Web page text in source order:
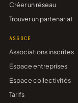
Créer un réseau
Trouver un partenariat
ASSOCE
Associations inscrites
Espace entreprises
Espace collectivités
Tarifs